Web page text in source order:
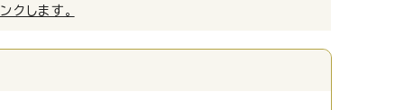
クします。